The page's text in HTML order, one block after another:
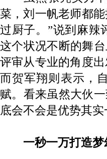
菜，刘一帆老师都
过厨子。”说到麻辣
这个状况不断的舞
评审从专业的角度
而贺军翔则表示，
赋。看来虽然大伙
底会不会是优势其实
一秒一万打造